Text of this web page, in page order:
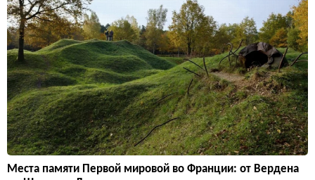
Места памяти Первой мировой во Франции: от Вердена